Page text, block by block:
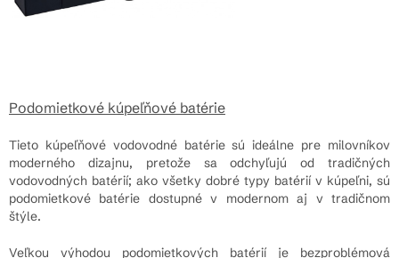
Podomietkové kúpeľňové batérie
Tieto kúpeľňové vodovodné batérie sú ideálne pre milovníkov
moderného dizajnu, pretože sa odchyľujú od tradičných
vodovodných batérií; ako všetky dobré typy batérií v kúpeľni, sú
podomietkové batérie dostupné v modernom aj v tradičnom
štýle.
Veľkou výhodou podomietkových batérií je bezproblémová